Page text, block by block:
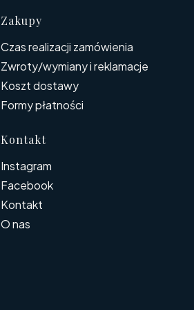
Linki w stopce
Zakupy
Czas realizacji zamówienia
Zwroty/wymiany i reklamacje
Koszt dostawy
Formy płatności
Kontakt
Instagram
Facebook
Kontakt
O nas